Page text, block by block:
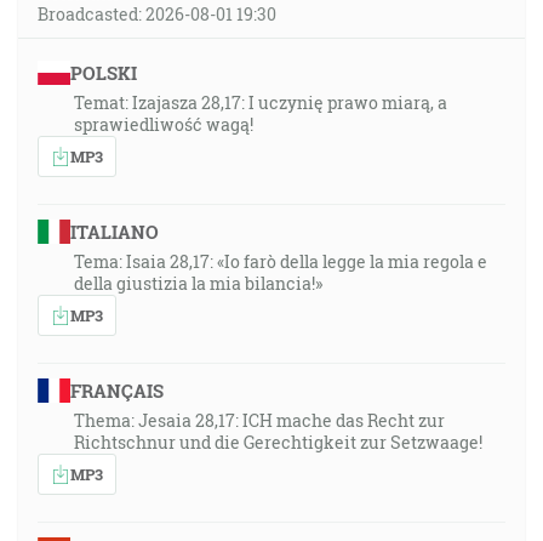
Broadcasted: 2026-08-01 19:30
POLSKI
Temat: Izajasza 28,17: I uczynię prawo miarą, a
sprawiedliwość wagą!
MP3
ITALIANO
Tema: Isaia 28,17: «Io farò della legge la mia regola e
della giustizia la mia bilancia!»
MP3
FRANÇAIS
Thema: Jesaia 28,17: ICH mache das Recht zur
Richtschnur und die Gerechtigkeit zur Setzwaage!
MP3